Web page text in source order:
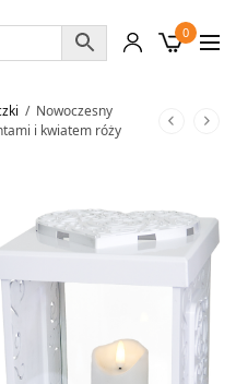
0
/ Nowoczesny
i kwiatem róży